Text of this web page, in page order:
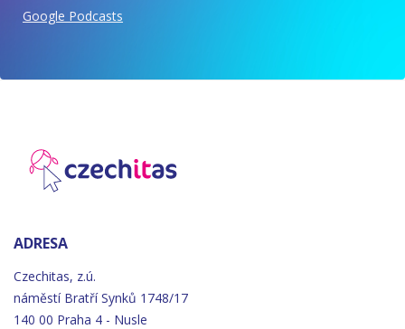
Google Podcasts
ADRESA
Czechitas, z.ú.
náměstí Bratří Synků 1748/17
140 00 Praha 4 - Nusle